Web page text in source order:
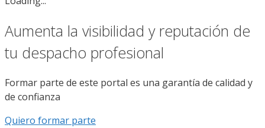
Aumenta la visibilidad y reputación de
tu despacho profesional
Formar parte de este portal es una garantía de calidad y
de confianza
Quiero formar parte